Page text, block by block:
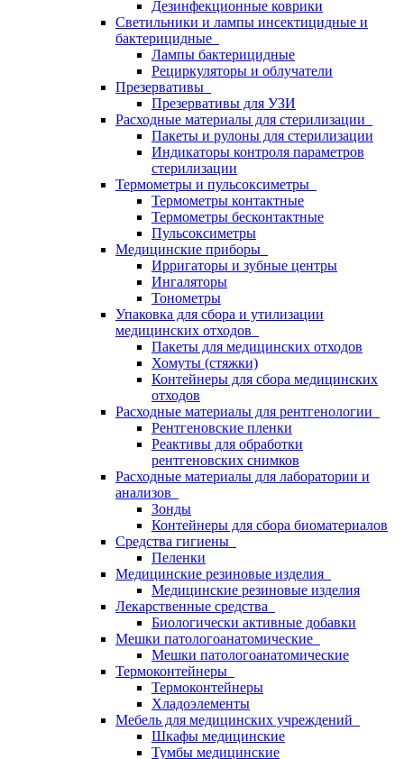
Дезинфекционные коврики
Светильники и лампы инсектицидные и
бактерицидные
Лампы бактерицидные
Рециркуляторы и облучатели
Презервативы
Презервативы для УЗИ
Расходные материалы для стерилизации
Пакеты и рулоны для стерилизации
Индикаторы контроля параметров
стерилизации
Термометры и пульсоксиметры
Термометры контактные
Термометры бесконтактные
Пульсоксиметры
Медицинские приборы
Ирригаторы и зубные центры
Ингаляторы
Тонометры
Упаковка для сбора и утилизации
медицинских отходов
Пакеты для медицинских отходов
Хомуты (стяжки)
Контейнеры для сбора медицинских
отходов
Расходные материалы для рентгенологии
Рентгеновские пленки
Реактивы для обработки
рентгеновских снимков
Расходные материалы для лаборатории и
анализов
Зонды
Контейнеры для сбора биоматериалов
Средства гигиены
Пеленки
Медицинские резиновые изделия
Медицинские резиновые изделия
Лекарственные средства
Биологически активные добавки
Мешки патологоанатомические
Мешки патологоанатомические
Термоконтейнеры
Термоконтейнеры
Хладоэлементы
Мебель для медицинских учреждений
Шкафы медицинские
Тумбы медицинские